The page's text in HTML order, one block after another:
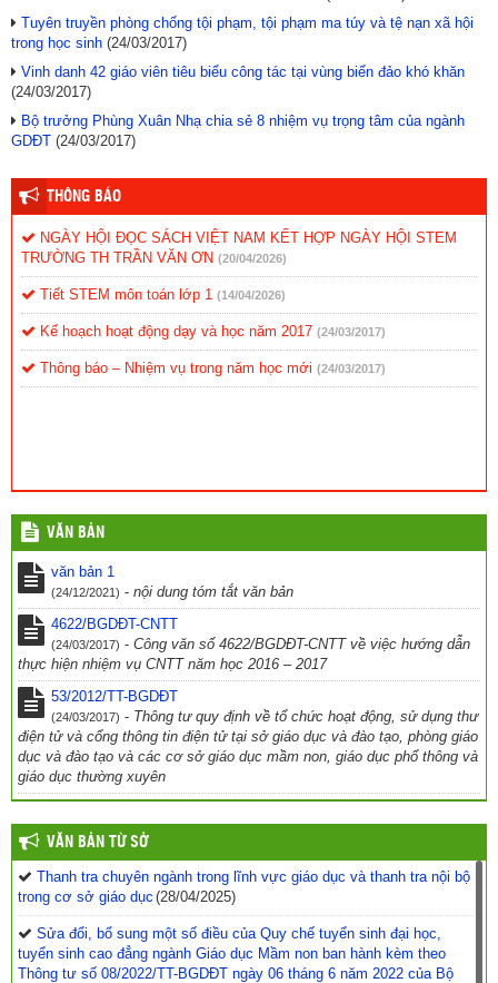
Tuyên truyền phòng chống tội phạm, tội phạm ma túy và tệ nạn xã hội
trong học sinh (24/03/2017)
Vinh danh 42 giáo viên tiêu biểu công tác tại vùng biển đảo khó khăn
(24/03/2017)
Bộ trưởng Phùng Xuân Nhạ chia sẻ 8 nhiệm vụ trọng tâm của ngành
GDĐT (24/03/2017)
THÔNG BÁO
NGÀY HỘI ĐỌC SÁCH VIỆT NAM KẾT HỢP NGÀY HỘI STEM
TRƯỜNG TH TRẦN VĂN ƠN (20/04/2026)
Tiết STEM môn toán lớp 1 (14/04/2026)
Kế hoạch hoạt động dạy và học năm 2017 (24/03/2017)
Thông báo – Nhiệm vụ trong năm học mới (24/03/2017)
VĂN BẢN
văn bản 1
(24/12/2021) - nội dung tóm tắt văn bản
4622/BGDĐT-CNTT
(24/03/2017) - Công văn số 4622/BGDĐT-CNTT về việc hướng dẫn
thực hiện nhiệm vụ CNTT năm học 2016 – 2017
53/2012/TT-BGDĐT
(24/03/2017) - Thông tư quy định về tổ chức hoạt động, sử dụng thư
điện tử và cổng thông tin điện tử tại sở giáo dục và đào tạo, phòng giáo
dục và đào tạo và các cơ sở giáo dục mầm non, giáo dục phổ thông và
giáo dục thường xuyên
VĂN BẢN TỪ SỞ
Thanh tra chuyên ngành trong lĩnh vực giáo dục và thanh tra nội bộ
trong cơ sở giáo dục (28/04/2025)
Sửa đổi, bổ sung một số điều của Quy chế tuyển sinh đại học,
tuyển sinh cao đẳng ngành Giáo dục Mầm non ban hành kèm theo
Thông tư số 08/2022/TT-BGDĐT ngày 06 tháng 6 năm 2022 của Bộ